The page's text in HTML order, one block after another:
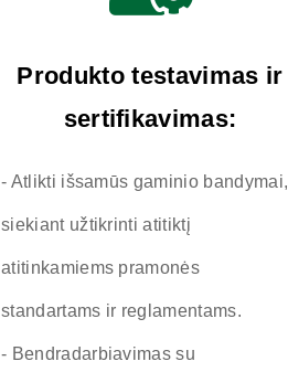
Produkto testavimas ir
sertifikavimas:
- Atlikti išsamūs gaminio bandymai,
siekiant užtikrinti atitiktį
atitinkamiems pramonės
standartams ir reglamentams.
- Bendradarbiavimas su